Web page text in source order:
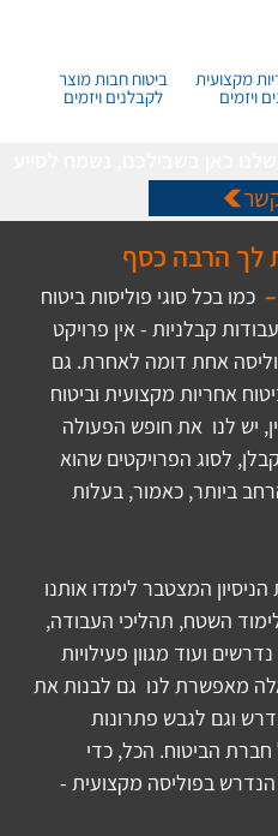
מקצועית
ויזמים
ביטוח חבות מוצר
לקבלנים ויזמים
לך הרבה כסף
כמו בכל סוגי פוליסות ביטוח
קבלניות - אין פרויקט
אחת דומה לאחרת. גם
אחריות מקצועית וביטוח
יש לנו  את חופש הפעולה
לסוג הפרויקטים שהוא
ביותר, כאמור, בעלות
הניסיון המצטבר לימדו אותנו
השטח, תהליכי העבודה,
ועוד מגוון פעילויות
מאפשרת לנו  גם לבנות את
וגם לגבש פתרונות
חברת הביטוח. הכל, כדי
הנדרש בפוליסה מקצועית -